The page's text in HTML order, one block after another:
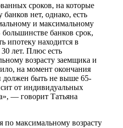
сроков, на которые
нет, однако, есть
и максимальному
банков срок,
ипотеку находится в
30 лет. Плюс есть
возрасту заемщика и
на момент окончания
должен быть не выше 65-
от индивидуальных
— говорит Татьяна